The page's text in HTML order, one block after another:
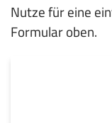
Nutze für eine
Formular oben.